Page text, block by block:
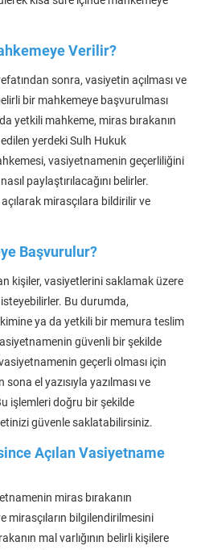
Verilir?
sonra, vasiyetin açılması ve
bir mahkemeye başvurulması
yetkili mahkeme, miras bırakanın
yerdeki Sulh Hukuk
vasiyetnamenin geçerliliğini
paylaştırılacağını belirler.
mirasçılara bildirilir ve
Başvurulur?
kişiler, vasiyetlerini saklamak üzere
Bu durumda,
ya da yetkili bir memura teslim
güvenli bir şekilde
geçerli olması için
el yazısıyla yazılması ve
işlemleri doğru bir şekilde
güvenle saklatabilirsiniz.
Açılan Vasiyetname
miras bırakanın
mirasçıların bilgilendirilmesini
mal varlığının belirli kişilere